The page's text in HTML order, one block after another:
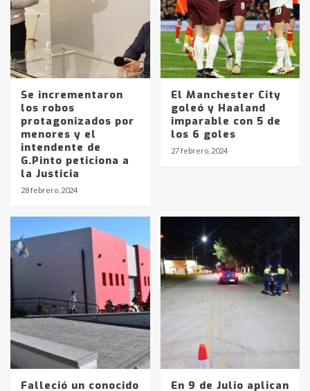
Se incrementaron
los robos
protagonizados por
menores y el
intendente de
G.Pinto peticiona a
la Justicia
28 febrero, 2024
El Manchester City
goleó y Haaland
imparable con 5 de
los 6 goles
27 febrero, 2024
Falleció un conocido En 9 de Julio aplican
en la mañana del lunes
4
Accidente en Ruta 5: falleció un
joven de Trenque Lauquen
Los precios de los combustibles en
La Pampa, desde YPF hasta Axion
entre 857 a 1338 pesos